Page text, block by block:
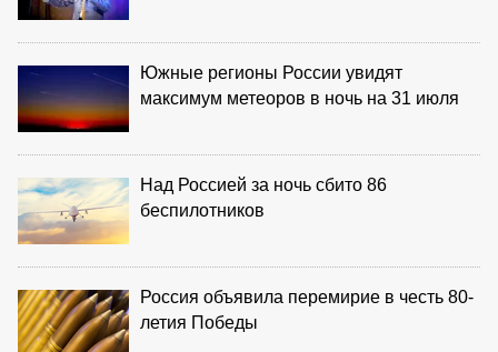
Южные регионы России увидят
максимум метеоров в ночь на 31 июля
Над Россией за ночь сбито 86
беспилотников
Россия объявила перемирие в честь 80-
летия Победы